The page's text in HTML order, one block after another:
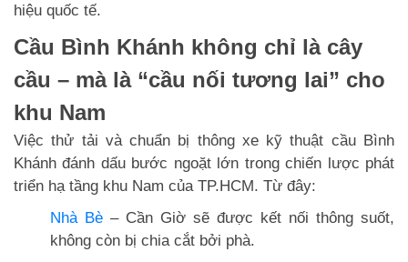
hiệu quốc tế.
Cầu Bình Khánh không chỉ là cây
cầu – mà là “cầu nối tương lai” cho
khu Nam
Việc thử tải và chuẩn bị thông xe kỹ thuật cầu Bình
Khánh đánh dấu bước ngoặt lớn trong chiến lược phát
triển hạ tầng khu Nam của TP.HCM. Từ đây:
Nhà Bè – Cần Giờ sẽ được kết nối thông suốt,
không còn bị chia cắt bởi phà.